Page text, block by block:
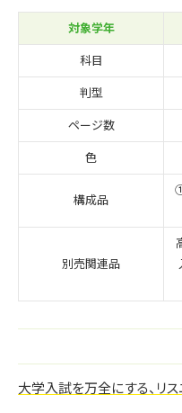
対象学年
科目
判型
ページ数
色
構成品
別売関連品
大学入試を万全にする、リ